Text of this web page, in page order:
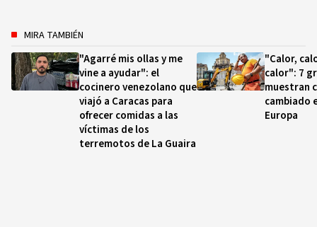
MIRA TAMBIÉN
"Agarré mis ollas y me
vine a ayudar": el
cocinero venezolano que
viajó a Caracas para
ofrecer comidas a las
víctimas de los
terremotos de La Guaira
"Calor,
calor": 7
muestran
cambiado
Europa